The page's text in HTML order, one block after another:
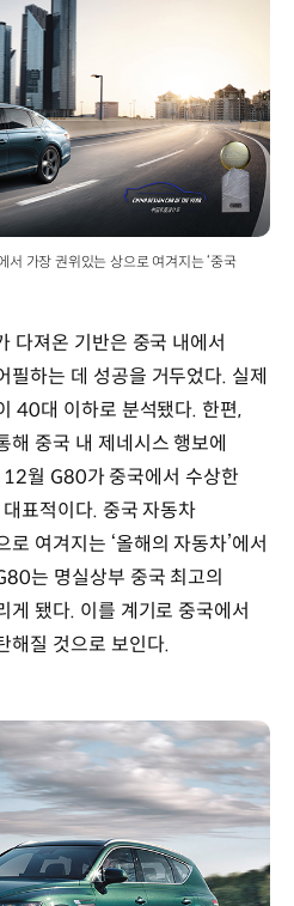
가장 권위있는 상으로 여겨지는 ‘중국
다져온 기반은 중국 내에서
하는 데 성공을 거두었다. 실제
40대 이하로 분석됐다. 한편,
중국 내 제네시스 행보에
월 G80가 중국에서 수상한
표적이다. 중국 자동차
여겨지는 ‘올해의 자동차’에서
는 명실상부 중국 최고의
됐다. 이를 계기로 중국에서
해질 것으로 보인다.